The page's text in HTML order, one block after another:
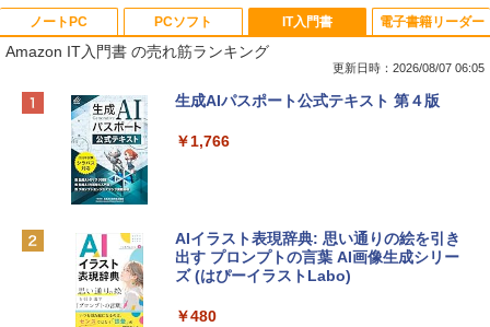
ノートPC
Apple 2026 MacBook Neo A18 Proチッ
e Intelligence、Liquid Retinaディスプ
￥162,598
tomtoc 360°保護 15.6 16インチ パソコ
PCソフト
Robloxギフトカード - 800 Robux 【限
インゲームコード】 ロブロックス | オン
Microsoft Office Home & Business 202
4(最新 永続版)|オンラインコード版|Wind
IT入門書
Amazon IT入門書 の売れ筋ランキング
更新日時：2026/08/07 06:05
生成AIパスポート公式テキスト 第４版
￥1,766
AIイラスト表現辞典: 思い通りの絵を引き
出す プロンプトの言葉 AI画像生成シリー
ズ (はぴーイラストLabo)
￥480
電子書籍リーダー